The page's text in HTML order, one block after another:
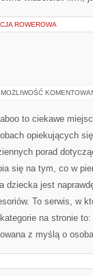
ROWEROWA
MOŻLIWOŚĆ
to ciekawe
opiekujących
porad
się na tym, co w
dziecka jest
To serwis, w
na stronie
z myślą o